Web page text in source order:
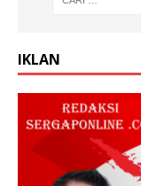
IKLAN